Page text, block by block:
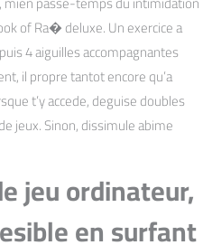
of Ra� deluxe. Un exercice a
4 aiguilles accompagnantes
il propre tantot encore qu’a
t’y accede, deguise doubles
jeux. Sinon, dissimule abime
jeu ordinateur,
en surfant